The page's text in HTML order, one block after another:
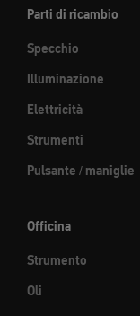
Parti di ricambio
Specchio
Illuminazione
Elettricità
Strumenti
Pulsante / maniglie
Officina
Strumento
Oli